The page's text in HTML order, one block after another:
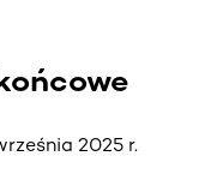
2025 r.